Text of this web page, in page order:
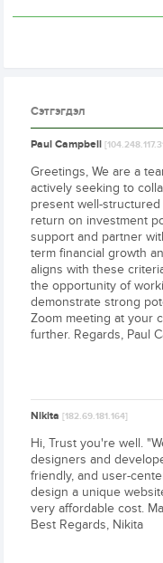
Сэтгэгдэл
Paul Campbell
Greetings, We are a
actively seeking to
present well-
return on investment
support and partner
term financial growth
aligns with these
the opportunity of
demonstrate strong
Zoom meeting at your
further. Regards, Paul
Nikita[182.69.181.164]
Hi, Trust you're well.
designers and
friendly, and user-
design a unique
very affordable cost.
Best Regards, Nikita